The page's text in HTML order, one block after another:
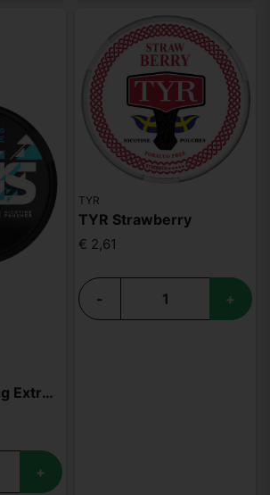
NOIS Cool Strong Extreme 50mg
+
TYR
TYR Strawberry
€ 2,61
- +